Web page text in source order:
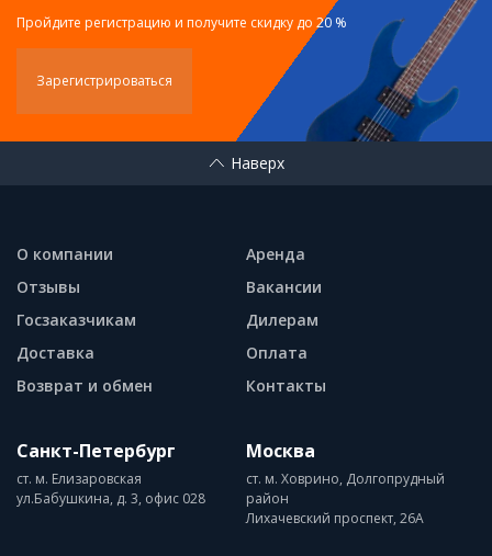
Пройдите регистрацию и получите скидку до 20 %
Зарегистрироваться
Наверх
О компании
Отзывы
Госзаказчикам
Доставка
Возврат и обмен
Аренда
Вакансии
Дилерам
Оплата
Контакты
Санкт-Петербург
ст. м. Елизаровская
ул.Бабушкина, д. 3, офис 028
Москва
ст. м. Ховрино, Долгопрудный
район
Лихачевский проспект, 26А